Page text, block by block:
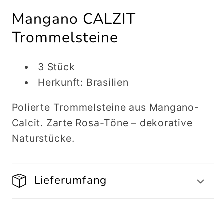
Trommelsteine
3
Stück
Trommelsteine
3
Stück
Mangano CALZIT
Trommelsteine
3 Stück
Herkunft: Brasilien
Polierte Trommelsteine aus Mangano-
Calcit. Zarte Rosa-Töne – dekorative
Naturstücke.
Lieferumfang